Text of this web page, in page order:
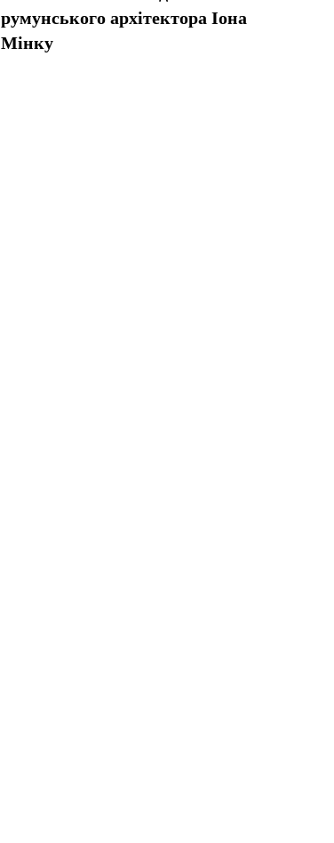
румунського архітектора Іона
Мінку